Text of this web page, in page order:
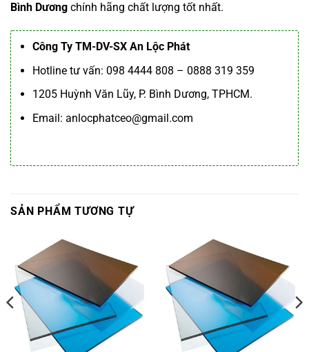
Bình Dương chính hãng chất lượng tốt nhất.
Công Ty TM-DV-SX An Lộc Phát
Hotline tư vấn: 098 4444 808 – 0888 319 359
1205 Huỳnh Văn Lũy, P. Bình Dương, TPHCM.
Email: anlocphatceo@gmail.com
SẢN PHẨM TƯƠNG TỰ